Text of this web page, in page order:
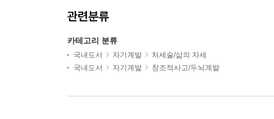
관련분류
카테고리 분류
국내도서 자기계발
처세술/삶의 자세
국내도서
자기계발 창조적사고/두뇌계발